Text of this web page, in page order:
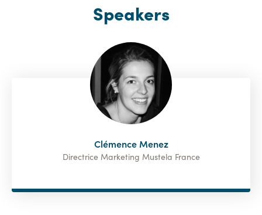
Speakers
Clémence Menez
Directrice Marketing Mustela France